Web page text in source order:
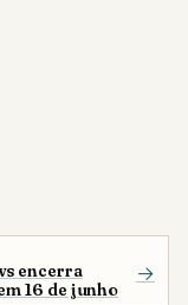
encerra
16 de junho
→